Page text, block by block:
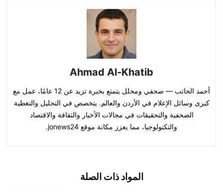
Ahmad Al-Khatib
أحمد الحاتب — صحفي ومحلل يتمتع بخبرة تزيد عن 12 عامًا، عمل مع
كبرى وسائل الإعلام في الأردن والعالم. يتخصص في التحليل والتغطية
الصحفية والتحقيقات في مجالات الأخبار والثقافة والاقتصاد
والتكنولوجيا، مما يعزز مكانة موقع jonews24.
المواد ذات الصلة